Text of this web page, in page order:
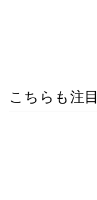
こちらも注目